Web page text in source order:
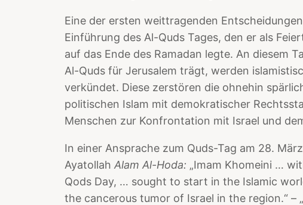
Eine der ersten weittragenden Entscheidungen
Einführung des Al-Quds Tages, den er als
auf das Ende des Ramadan legte. An diesem
Al-Quds für Jerusalem trägt, werden
verkündet. Diese zerstören die ohnehin
politischen Islam mit demokratischer
Menschen zur Konfrontation mit Israel und
In einer Ansprache zum Quds-Tag am 28.
Ayatollah Alam Al-Hoda: „Imam Khomeini …
Qods Day, … sought to start in the Islamic
the cancerous tumor of Israel in the region.“ –